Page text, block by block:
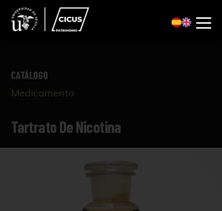
CATÁLOGO
Medicamento
Tartrato De Nicotina